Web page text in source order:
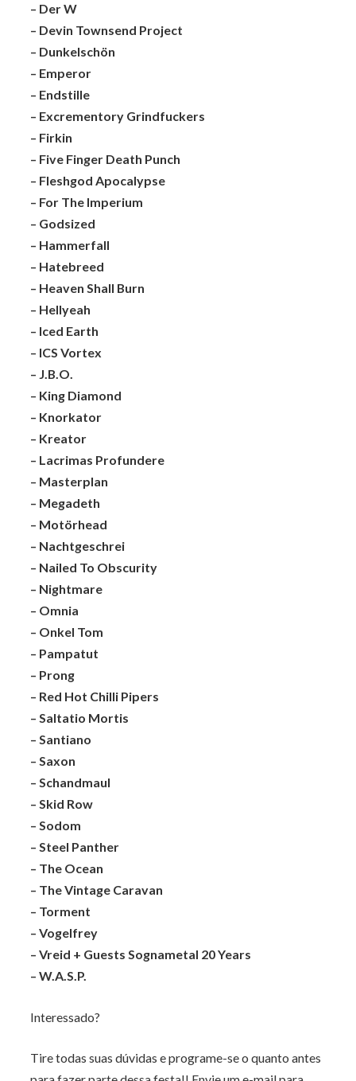
– Der W
– Devin Townsend Project
– Dunkelschön
– Emperor
– Endstille
– Excrementory Grindfuckers
– Firkin
– Five Finger Death Punch
– Fleshgod Apocalypse
– For The Imperium
– Godsized
– Hammerfall
– Hatebreed
– Heaven Shall Burn
– Hellyeah
– Iced Earth
– ICS Vortex
– J.B.O.
– King Diamond
– Knorkator
– Kreator
– Lacrimas Profundere
– Masterplan
– Megadeth
– Motörhead
– Nachtgeschrei
– Nailed To Obscurity
– Nightmare
– Omnia
– Onkel Tom
– Pampatut
– Prong
– Red Hot Chilli Pipers
– Saltatio Mortis
– Santiano
– Saxon
– Schandmaul
– Skid Row
– Sodom
– Steel Panther
– The Ocean
– The Vintage Caravan
– Torment
– Vogelfrey
– Vreid + Guests Sognametal 20 Years
– W.A.S.P.
Interessado?
Tire todas suas dúvidas e programe-se o quanto antes